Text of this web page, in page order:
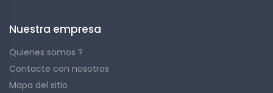
Nuestra empresa
Quienes somos ?
Contacte con nosotros
Mapa del sitio